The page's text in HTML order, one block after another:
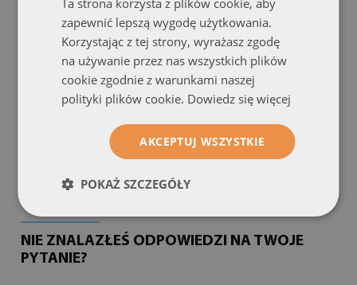
♥ Akryl jest dwukrotnie lżejszy niż szkło hartowane :)
♥ Polecamy do powieszenia go np. w biurach, nad kanapą itp.
♥ Nie jest odporne na bardzo wysoką temperaturę! - w tym
przypadku sugerujemy wybór szkła hartowanego
♥ Nie posiadają zielonkawego zabarwienia
♥ Istnieje możliwość wykonania AKRYLU pod wymiar, w tym
przypadku konieczne jest wysłane wiadomości mailowej z
NIE ZNALAZŁEŚ ODPOWIEDZI NA TWOJE
PYTANIE?
Ta strona korzysta z plików cookie, aby
zapewnić lepszą wygodę użytkowania.
Korzystając z tej strony, wyrażasz zgodę
na używanie przez nas wszystkich plików
cookie zgodnie z warunkami naszej
polityki plików cookie. Dowiedz się więcej
AKCEPTUJ WSZYSTKIE
POKAŻ SZCZEGÓŁY